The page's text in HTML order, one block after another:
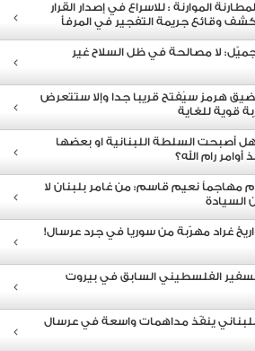
الموارنة : للاسراع في إصدار القرار
وقائع جريمة التفجير في المرفأ
لا مصالحة في ظل السلاح غير
هرمز سيُفتح قريبا جدا وإلا ستتعرض
قوية للغاية
أصبحت السلطة اللبنانية او بعضها
أوامر رام الله؟
مهاجماً نعيم قاسم: من غامر بلبنان لا
السيادة
غراد مهرّبة من سوريا في جرد عرسال!
الفلسطيني السابق في بيروت
ينفّذ مداهمات واسعة في عرسال